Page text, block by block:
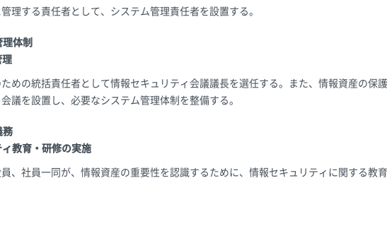
理する責任者として、システム管理責任者を設置する。
体制
理
めの統括責任者として情報セキュリティ会議議長を選任する。また、情報資産の保
議を設置し、必要なシステム管理体制を整備する。
務
教育・研修の実施
、社員一同が、情報資産の重要性を認識するために、情報セキュリティに関する教